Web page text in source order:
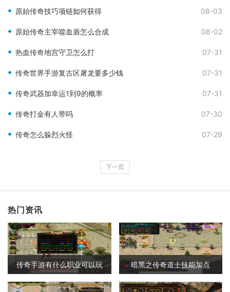
原始传奇技巧项链如何获得 08-03
原始传奇主宰噬血盾怎么合成 08-02
热血传奇地宫守卫怎么打 07-31
传奇世界手游复古区屠龙要多少钱 07-31
传奇武器加幸运1到9的概率 07-31
传奇打金有人带吗 07-30
传奇怎么躲烈火怪 07-29
下一页
热门资讯
传奇手游有什么职业可以玩 暗黑之传奇道士技能加点